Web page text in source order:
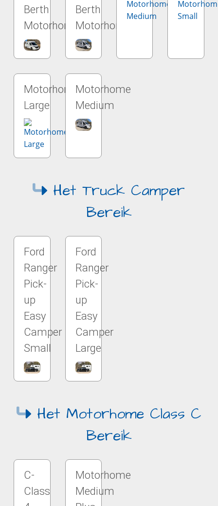
Berth
Motorhome
Berth
Motorhome
Motorhome
Large
Motorhome
Medium
Het Truck Camper
Bereik
Ford
Ranger
Pick-
up
Easy
Camper
Small
Ford
Ranger
Pick-
up
Easy
Camper
Large
Het Motorhome Class C
Bereik
C-
Class
Motorhome
Medium